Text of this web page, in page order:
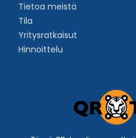
Tietoa meistä
Tila
Yritysratkaisut
Hinnoittelu